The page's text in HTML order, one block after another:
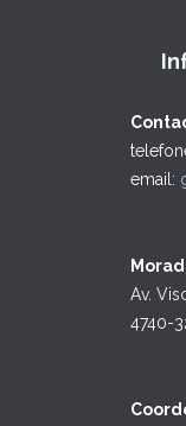
email:
Av.
4740-